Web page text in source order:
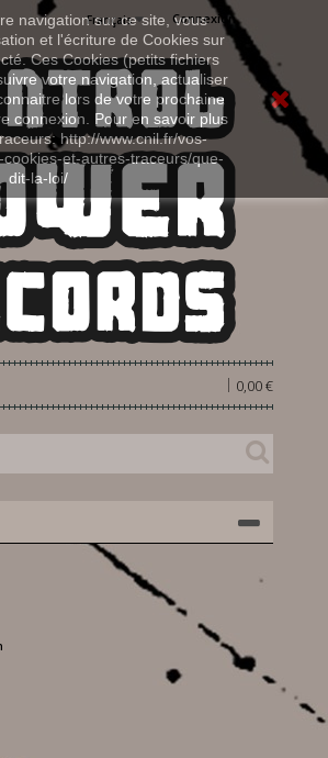
navigation sur ce site, vous
et l'écriture de Cookies sur
Ces Cookies (petits fichiers
votre navigation, actualiser
lors de votre prochaine
connexion. Pour en savoir plus
http://www.cnil.fr/vos-
et-autres-traceurs/que-
dit-la-loi/
Connexion
Français
0,00 €
|